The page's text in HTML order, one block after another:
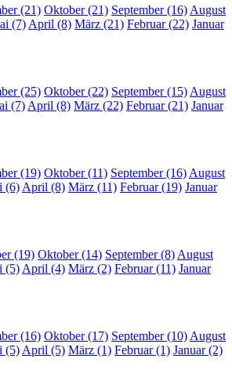
(21) Oktober (21) September (16) August
(7) April (8) März (21) Februar (22) Januar
(25) Oktober (22) September (15) August
(7) April (8) März (22) Februar (21) Januar
(19) Oktober (11) September (16) August
(6) April (8) März (11) Februar (19) Januar
(19) Oktober (14) September (8) August
(5) April (4) März (2) Februar (11) Januar
(16) Oktober (17) September (10) August
(5) April (5) März (1) Februar (1) Januar (2)